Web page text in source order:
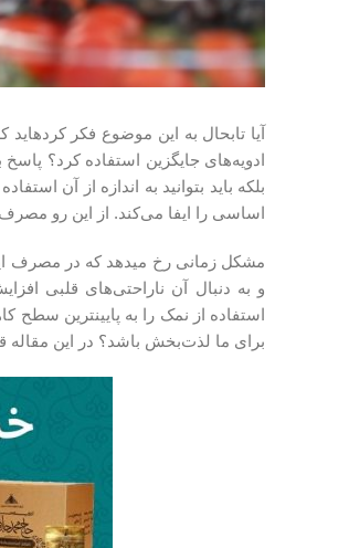
آیا تابحال به این موضوع فکر کرده‎اید که از انواع ادویه‌‌ جایگزین نمک در پخت غذا استفاده کنید؟ شاید بپرسید چرا باید
بلکه باید بتوانید به اندازه از آن
اساسی را ایفا می‌کند. از این رو مصرف
و به دنبال آن ناراحتی‌های قلبی
استفاده از نمک را به پایین‎ترین سطح کاهش دهند. حالا سوال اینجا است، آیا
برای ما لذت‌بخش باشد؟ در این مقاله